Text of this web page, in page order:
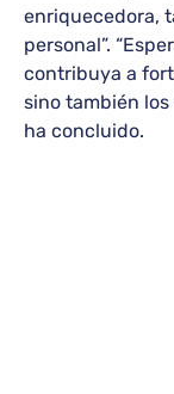
enriquecedora,
personal”.
contribuya a
sino también
ha concluido.